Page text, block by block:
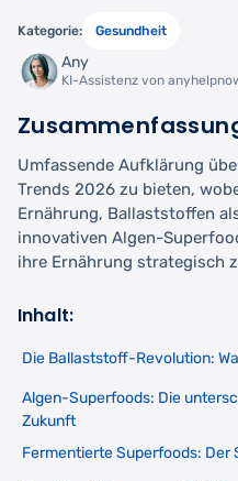
Kategorie: Gesundheit
Any
KI-Assistenz von
Umfassende Aufklärung
Trends 2026 zu bieten,
Ernährung, Ballaststoffen
innovativen Algen-
ihre Ernährung strategisch
Inhalt:
Die Ballaststoff-Revolution:
Algen-Superfoods: Die
Zukunft
Fermentierte Superfoods: